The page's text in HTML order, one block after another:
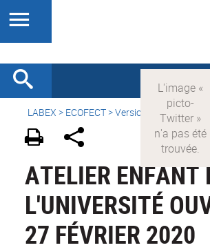
LABEX > ECOFECT>Version française >
ATELIER ENFANT
L'UNIVERSITÉ
27 FÉVRIER 2020